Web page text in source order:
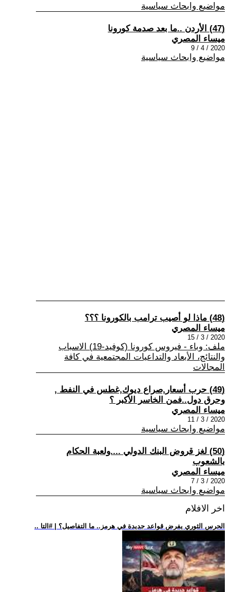
مواضيع وابحاث سياسية
(47) الأردن ..ما بعد صدمة كورونا
ميساء المصري
2020 / 4 / 9
مواضيع وابحاث سياسية
(48) ماذا لو أصيب ترامب بالكورونا ؟؟؟
ميساء المصري
2020 / 3 / 15
ملف: وباء - فيروس كورونا (كوفيد-19) الاسباب
والنتائج، الأبعاد والتداعيات المجتمعية في كافة
المجالات
(49) حرب أسعار,صراع ديوك,غطس في النفط ,
وحرق دول..فمن الخاسر الأكبر ؟
ميساء المصري
2020 / 3 / 11
مواضيع وابحاث سياسية
(50) لغز قروض البنك الدولي ....ولعبة الحكام
بالشعوب
ميساء المصري
2020 / 3 / 7
مواضيع وابحاث سياسية
اخر الافلام
.. الحرس الثوري يفرض قواعد جديدة في هرمز.. ما التفاصيل؟ | #التا